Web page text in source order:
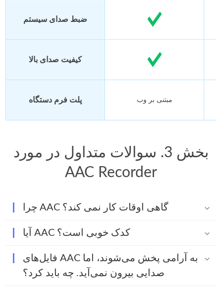
ضبط صدای سیستم
کیفیت صدای بالا
پلت فرم دستگاه مبتنی بر وب
بخش 3. سوالات متداول در مورد
AAC Recorder
چرا AAC گاهی اوقات کار نمی کند؟
آیا AAC کدک خوبی است؟
فایل‌های AAC به آرامی پخش می‌شوند، اما
صدایی بیرون نمی‌آید. چه باید کرد؟